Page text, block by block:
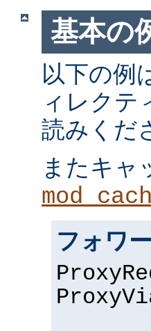
基本の
以下の例
ィレクテ
読みくだ
またキャ
フォワ